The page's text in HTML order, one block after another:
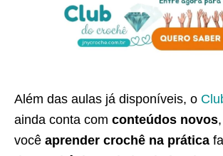
Além das aulas já disponíveis, o
ainda conta com conteúdos novos
você aprender crochê na prática